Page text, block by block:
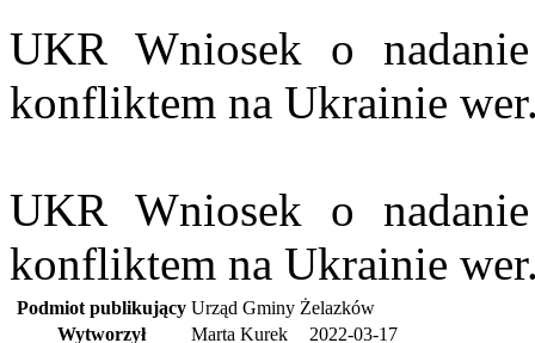
UKR Wniosek o
konfliktem na Ukrainie
UKR Wniosek o
konfliktem na Ukrainie
Podmiot publikujący Urząd Gminy Żelazków
Wytworzył
Marta Kurek 2022-03-17